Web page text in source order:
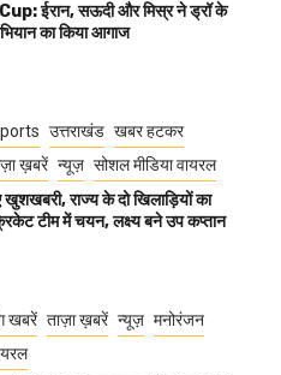
ईरान, सऊदी और मिस्र ने ड्रॉ के
का किया आगाज
उत्तराखंड खबर हटकर
ख़बरें न्यूज़ सोशल मीडिया वायरल
राज्य के दो खिलाड़ियों का
टीम में चयन, लक्ष्य बने उप कप्तान
खबरें ताज़ा ख़बरें न्यूज़ मनोरंजन